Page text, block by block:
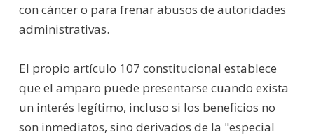
con cáncer o para frenar abusos de autoridades
administrativas.
El propio artículo 107 constitucional establece
que el amparo puede presentarse cuando exista
un interés legítimo, incluso si los beneficios no
son inmediatos, sino derivados de la "especial